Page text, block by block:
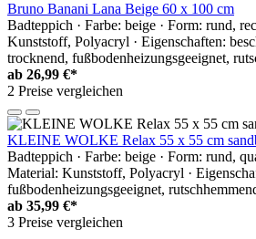
Bruno Banani Lana Beige 60 x 100 cm
Badteppich · Farbe: beige · Form: rund,
Kunststoff, Polyacryl · Eigenschaften:
trocknend, fußbodenheizungsgeeignet,
ab 26,99 €*
2 Preise vergleichen
KLEINE WOLKE Relax 55 x 55 cm
Badteppich · Farbe: beige · Form: rund,
Material: Kunststoff, Polyacryl ·
fußbodenheizungsgeeignet,
ab 35,99 €*
3 Preise vergleichen